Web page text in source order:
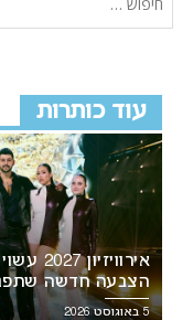
עוד כותרות
הצבעה חדשה
5 באוגוסט 2026